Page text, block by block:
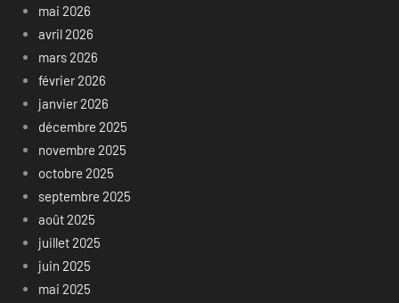
mai 2026
avril 2026
mars 2026
février 2026
janvier 2026
décembre 2025
novembre 2025
octobre 2025
septembre 2025
août 2025
juillet 2025
juin 2025
mai 2025